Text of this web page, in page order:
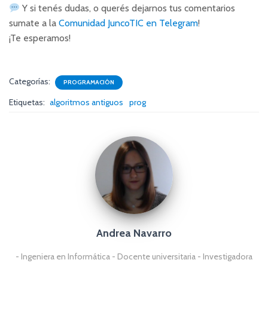
Y si tenés dudas, o querés dejarnos tus comentarios
sumate a la Comunidad JuncoTIC en Telegram!
¡Te esperamos!
Categorías: PROGRAMACIÓN
Etiquetas: algoritmos antiguos prog
Andrea Navarro
- Ingeniera en Informática - Docente universitaria - Investigadora